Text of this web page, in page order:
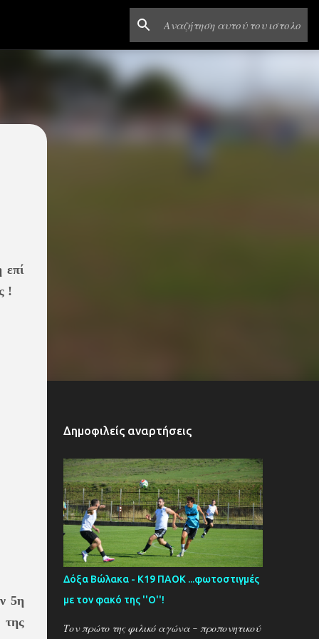
επί
!
5η
της
Δημοφιλείς αναρτήσεις
Δόξα Βώλακα - Κ19 ΠΑΟΚ ...φωτοστιγμές
με τον φακό της ''Ο''!
Τον πρώτο της φιλικό αγώνα - προπονητικού